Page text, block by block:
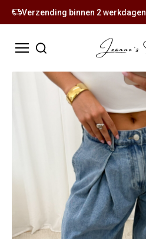
Verzending binnen 2 werkdagen